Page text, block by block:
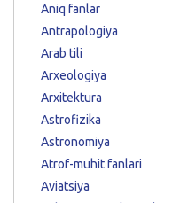
Aniq fanlar
Antrapologiya
Arab tili
Arxeologiya
Arxitektura
Astrofizika
Astronomiya
Atrof-muhit fanlari
Aviatsiya